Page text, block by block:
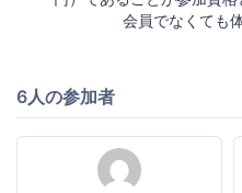
会員でなくても
6人の参加者